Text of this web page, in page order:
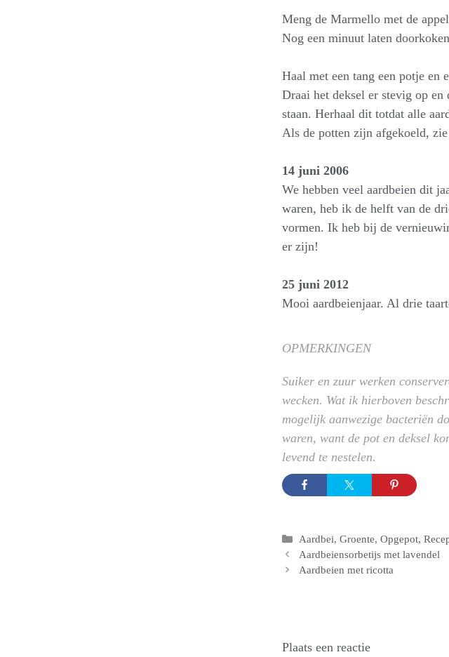
Meng de Marmello met de
Nog een minuut laten
Haal met een tang een potje en
Draai het deksel er stevig op
staan. Herhaal dit totdat alle
Als de potten zijn afgekoeld,
14 juni 2006
We hebben veel aardbeien dit
waren, heb ik de helft van de
vormen. Ik heb bij de
er zijn!
25 juni 2012
Mooi aardbeienjaar. Al drie
OPMERKINGEN
Suiker en zuur werken
wecken. Wat ik hierboven
mogelijk aanwezige bacteriën
waren, want de pot en deksel
levend te nestelen.
Categorieën
Aardbei,Groente,Opgepot,
Aardbeiensorbetijs met lavendel
Aardbeien met ricotta
Plaats een reactie